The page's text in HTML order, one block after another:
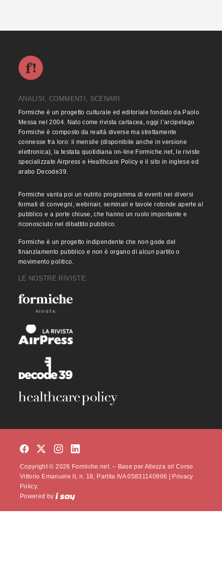
ANALISI, COMMENTI, SCENARI
Formiche è un progetto culturale ed editoriale fondato da Paolo
Messa nel 2004. Nato come rivista cartacea, oggi l’arcipelago
Formiche è composto da realtà diverse ma strettamente
connesse fra loro: il mensile (disponibile anche in versione
elettronica), la testata quotidiana on-line Formiche.net, le riviste
specializzate Airpress e Healthcare Policy e il sito in inglese ed
arabo Decode39.
Formiche vanta poi un nutrito programma di eventi nei diversi
formati di convegni, webinair, seminari e tavole rotonde aperte al
pubblico e a porte chiuse, che hanno un ruolo importante e
riconosciuto nel dibattito pubblico.
Formiche è un progetto indipendente che non gode del
finanziamento pubblico e non è organo di alcun partito o
movimento politico.
LE NOSTRE RIVISTE
Copyright © 2026 Formiche.net. – Base per Altezza srl Corso
Vittorio Emanuele II, n. 18, Partita IVA 05831140966 |
Privacy
Policy.
Powered by